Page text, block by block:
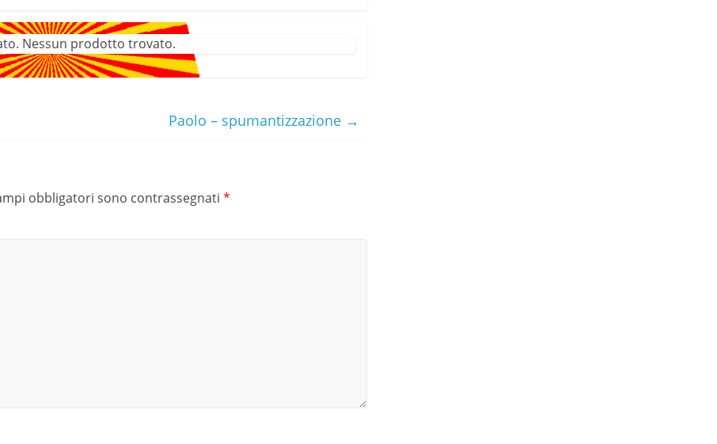
Nessun prodotto trovato.
Paolo – spumantizzazione →
obbligatori sono contrassegnati *